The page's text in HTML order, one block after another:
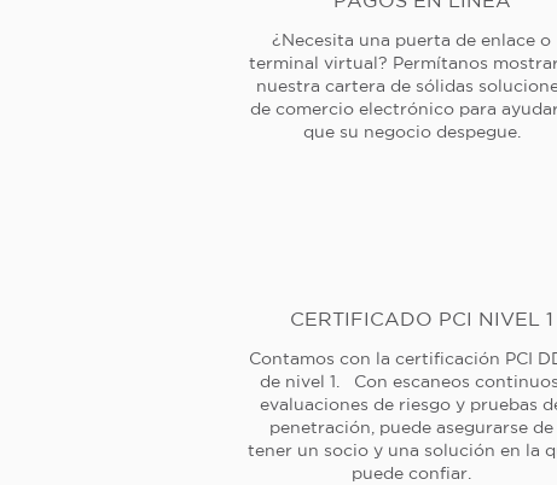
¿Necesita una puerta de enlace o
terminal virtual? Permítanos
nuestra cartera de sólidas
de comercio electrónico para
que su negocio despegue.
CERTIFICADO PCI NIVEL 1
Contamos con la certificación PCI
de nivel 1. Con escaneos continuos,
evaluaciones de riesgo y pruebas
penetración, puede asegurarse de
tener un socio y una solución en la
puede confiar.